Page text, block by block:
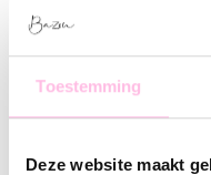
Toestemming
Deze website maakt
Fijne balletjes
en muntje -
€ 17.95€ 9.95
Varianten: